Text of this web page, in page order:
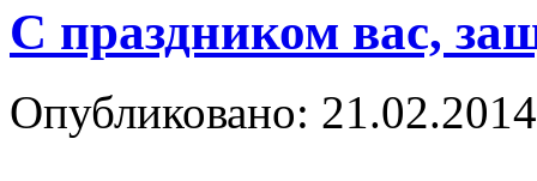
С праздником вас,
Опубликовано: